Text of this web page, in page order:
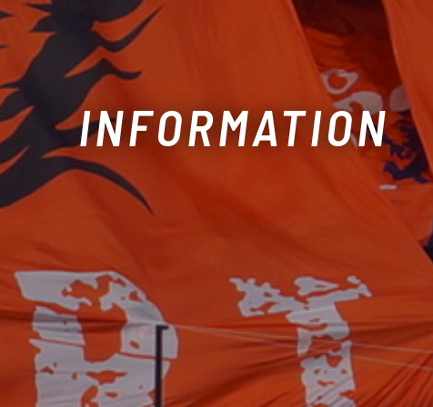
INFORMATION